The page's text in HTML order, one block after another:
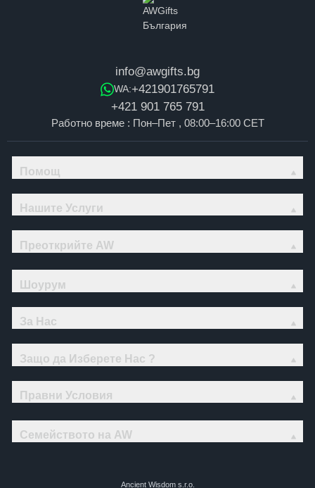
info@awgifts.bg
WA:+421901765791
+421 901 765 791
Работно време : Пон–Пет , 08:00–16:00 CET
Помощ
Нашите Услуги
Преоткрийте AW
Шоурум
За Нас
Защо да Изберете Нас ?
Правни Условия
Семейството на AW
Ancient Wisdom s.r.o.